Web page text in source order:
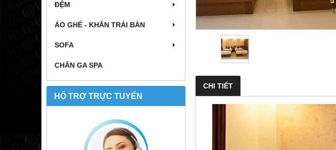
ĐỆM
ÁO GHẾ - KHĂN TRẢI BÀN
SOFA
CHĂN GA SPA
HỔ TRỢ TRỰC TUYẾN
CHI TIẾT